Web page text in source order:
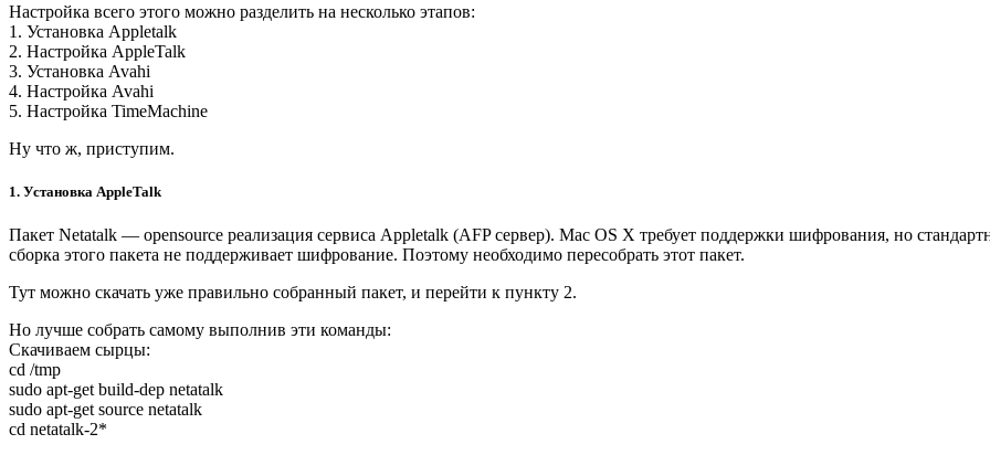
Настройка всего этого можно разделить на несколько этапов:
1. Установка Appletalk
2. Настройка AppleTalk
3. Установка Avahi
4. Настройка Avahi
5. Настройка TimeMachine
Ну что ж, приступим.
1. Установка AppleTalk
Пакет Netatalk — opensource реализация сервиса Appletalk (AFP сервер). Mac OS X требует поддержки шифрования, но
сборка этого пакета не поддерживает шифрование. Поэтому необходимо пересобрать этот пакет.
Тут можно скачать уже правильно собранный пакет, и перейти к пункту 2.
Но лучше собрать самому выполнив эти команды:
Скачиваем сырцы:
cd /tmp
sudo apt-get build-dep netatalk
sudo apt-get source netatalk
cd netatalk-2*